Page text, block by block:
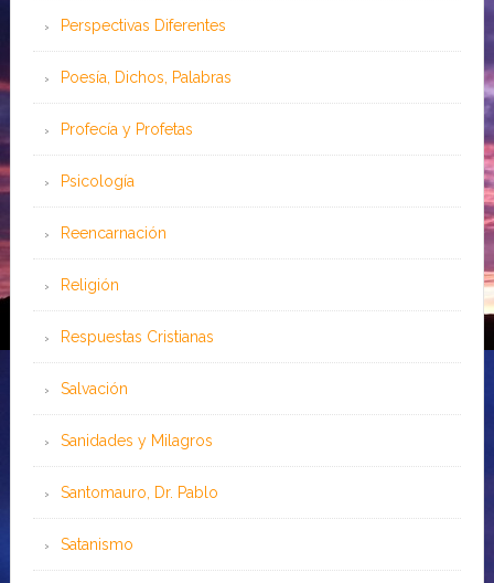
Perspectivas Diferentes
Poesía, Dichos, Palabras
Profecía y Profetas
Psicología
Reencarnación
Religión
Respuestas Cristianas
Salvación
Sanidades y Milagros
Santomauro, Dr. Pablo
Satanismo